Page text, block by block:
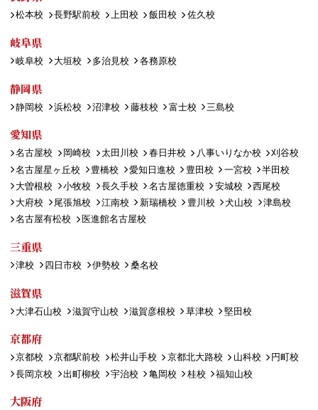
松本校 長野駅前校 上田校 飯田校 佐久校
岐阜県
岐阜校 大垣校 多治見校 各務原校
静岡県
静岡校 浜松校 沼津校 藤枝校 富士校 三島校
愛知県
名古屋校 岡崎校 太田川校 春日井校 八事いりなか校
刈谷校
名古屋星ヶ丘校
豊橋校 愛知日進校 豊田校 一宮校
半田校
大曽根校
小牧校 長久手校 名古屋徳重校 安城校
西尾校
大府校
尾張旭校 江南校 新瑞橋校 豊川校 犬山校
津島校
名古屋有松校
医進館名古屋校
三重県
津校 四日市校 伊勢校 桑名校
滋賀県
大津石山校 滋賀守山校 滋賀彦根校 草津校 堅田校
京都府
京都校 京都駅前校 松井山手校 京都北大路校 山科校
円町校
長岡京校
出町柳校 宇治校 亀岡校 桂校 福知山校
大阪府